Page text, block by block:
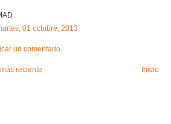
01 octubre, 2013
un comentario
reciente Inicio